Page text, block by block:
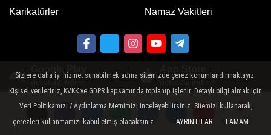
Yorumlar
Yorumlar
Karikatürler
Namaz Vakitleri
ücretsiz indirin ücretsiz indirin
Sizlere daha iyi hizmet sunabilmek adına sitemizde çerez konumlandırmaktayız.
Kişisel verileriniz, KVKK ve GDPR kapsamında toplanıp işlenir. Detaylı bilgi almak için
Veri Politikamızı / Aydınlatma Metnimizi inceleyebilirsiniz. Sitemizi kullanarak,
çerezleri kullanmamızı kabul etmiş olacaksınız.
AYRINTILAR TAMAM